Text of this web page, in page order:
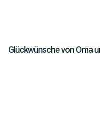
Glückwünsche von Oma